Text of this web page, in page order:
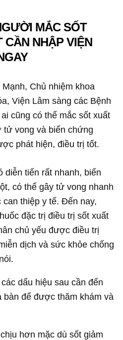
MẮC SỐT
CẦN NHẬP VIỆN
Chủ nhiệm khoa
Viện Lâm sàng các Bệnh
cũng có thể mắc sốt xuất
tử vong và biến chứng
phát hiện, điều trị tốt.
tiến rất nhanh, biến
có thể gây tử vong nhanh
thiệp y tế. Đến nay,
đặc trị điều trị sốt xuất
chủ yếu được điều trị
dịch và sức khỏe chống
dấu hiệu sau cần đến
bàn để được thăm khám và
hơn mặc dù sốt giảm